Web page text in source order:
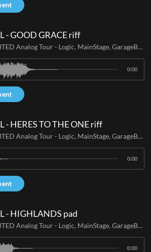
- GOOD GRACE riff
UNITED Analog Tour - Logic, MainStage, GarageBand
0:00
- HERES TO THE ONE riff
UNITED Analog Tour - Logic, MainStage, GarageBand
0:00
- HIGHLANDS pad
UNITED Analog Tour - Logic, MainStage, GarageBand
0:00